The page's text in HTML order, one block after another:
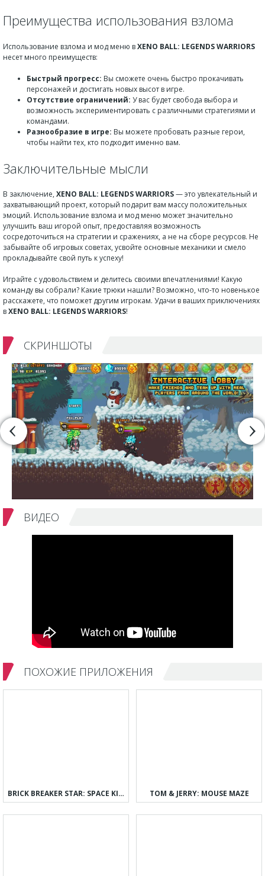
Преимущества использования взлома
Использование взлома и мод меню вXENO BALL: LEGENDS WARRIORS
несет много преимуществ:
Быстрый прогресс: Вы сможете очень быстро прокачивать
персонажей и достигать новых высот в игре.
Отсутствие ограничений: У вас будет свобода выбора и
возможность экспериментировать с различными стратегиями и
командами.
Разнообразие в игре: Вы можете пробовать разные герои,
чтобы найти тех, кто подходит именно вам.
Заключительные мысли
В заключение, XENO BALL: LEGENDS WARRIORS— это увлекательный и
захватывающий проект, который подарит вам массу положительных
эмоций. Использование взлома и мод меню может значительно
улучшить ваш игорой опыт, предоставляя возможность
сосредоточиться на стратегии и сражениях, а не на сборе ресурсов. Не
забывайте об игровых советах, усвойте основные механики и смело
прокладывайте свой путь к успеху!
Играйте с удовольствием и делитесь своими впечатлениями! Какую
команду вы собрали? Какие трюки нашли? Возможно, что-то новенькое
расскажете, что поможет другим игрокам. Удачи в ваших приключениях
вXENO BALL: LEGENDS WARRIORS!
СКРИНШОТЫ
ВИДЕО
ПОХОЖИЕ ПРИЛОЖЕНИЯ
BRICK BREAKER STAR: SPACE KING TOM & JERRY: MOUSE MAZE